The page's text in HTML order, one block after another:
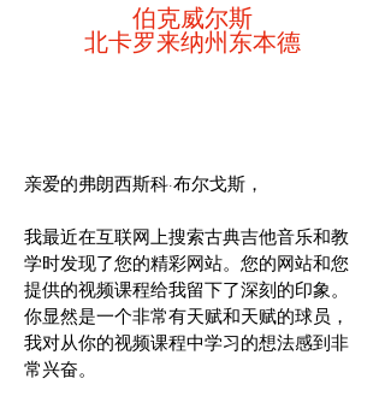
伯克威尔斯
北卡罗来纳州东本德
亲爱的弗朗西斯科·布尔戈斯，
我最近在互联网上搜索古典吉他音乐和教
学时发现了您的精彩网站。您的网站和您
提供的视频课程给我留下了深刻的印象。
你显然是一个非常有天赋和天赋的球员，
我对从你的视频课程中学习的想法感到非
常兴奋。